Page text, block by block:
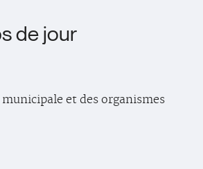
de jour
et des organismes